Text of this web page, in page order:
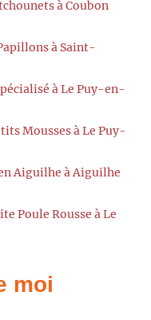
à Coubon
à Saint-
à Le Puy-en-
Mousses à Le Puy-
Aiguilhe à Aiguilhe
Poule Rousse à Le
moi